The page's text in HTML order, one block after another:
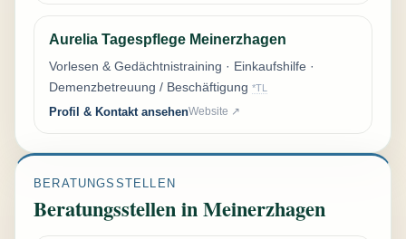
Aurelia Tagespflege Meinerzhagen
Vorlesen & Gedächtnistraining · Einkaufshilfe ·
Demenzbetreuung / Beschäftigung *TL
Profil & Kontakt ansehenWebsite ↗
BERATUNGSSTELLEN
Beratungsstellen in Meinerzhagen